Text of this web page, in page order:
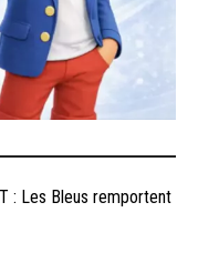
: Les Bleus remportent